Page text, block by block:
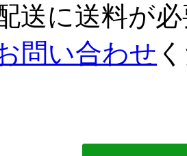
送に送料が
問い合わせ